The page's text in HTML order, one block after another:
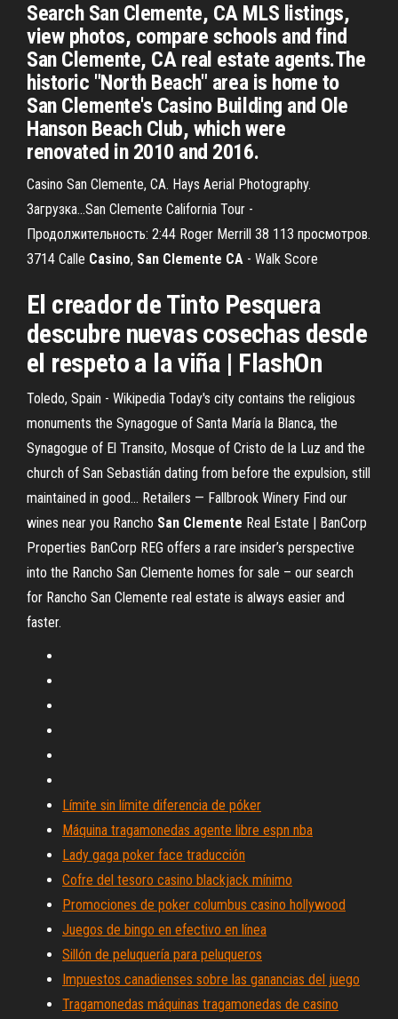
Search San Clemente, CA MLS listings,
view photos, compare schools and find
San Clemente, CA real estate agents.The
historic "North Beach" area is home to
San Clemente's Casino Building and Ole
Hanson Beach Club, which were
renovated in 2010 and 2016.
Casino San Clemente, CA. Hays Aerial Photography.
Загрузка...San Clemente California Tour -
Продолжительность: 2:44 Roger Merrill 38 113 просмотров.
3714 Calle Casino, San Clemente CA - Walk Score
El creador de Tinto Pesquera
descubre nuevas cosechas desde
el respeto a la viña | FlashOn
Toledo, Spain - Wikipedia Today's city contains the religious
monuments the Synagogue of Santa María la Blanca, the
Synagogue of El Transito, Mosque of Cristo de la Luz and the
church of San Sebastián dating from before the expulsion, still
maintained in good… Retailers — Fallbrook Winery Find our
wines near you Rancho San Clemente Real Estate | BanCorp
Properties BanCorp REG offers a rare insider’s perspective
into the Rancho San Clemente homes for sale – our search
for Rancho San Clemente real estate is always easier and
faster.
Límite sin límite diferencia de póker
Máquina tragamonedas agente libre espn nba
Lady gaga poker face traducción
Cofre del tesoro casino blackjack mínimo
Promociones de poker columbus casino hollywood
Juegos de bingo en efectivo en línea
Sillón de peluquería para peluqueros
Impuestos canadienses sobre las ganancias del juego
Tragamonedas máquinas tragamonedas de casino